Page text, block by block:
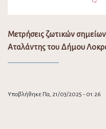
Μετρήσεις ζωτικών
Αταλάντης του Δήμου
Υποβλήθηκε Πα, 21/03/2025 - 01:26